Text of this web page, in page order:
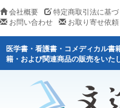
会社概要 特定商取引法に基
お問い合わせ
お取り寄せ依頼
医学書・看護書・コメディカル書
籍・および関連商品の販売をいた